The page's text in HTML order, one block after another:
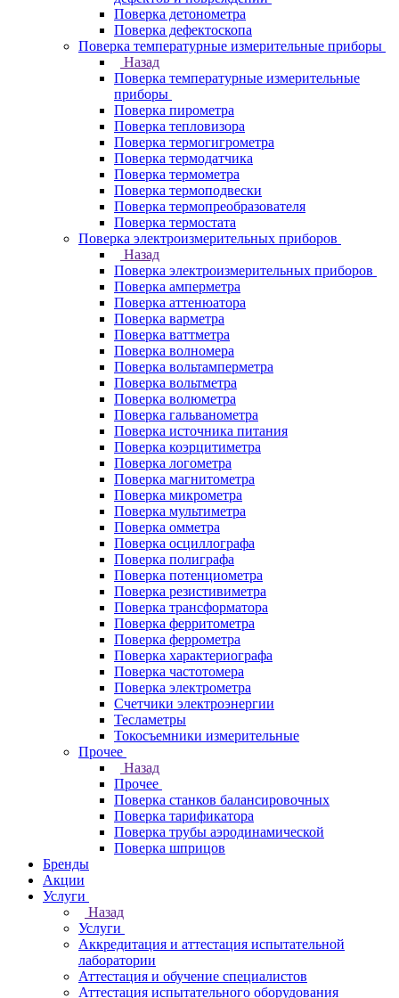
Поверка детонометра
Поверка дефектоскопа
Поверка температурные измерительные приборы
Назад
Поверка температурные измерительные
приборы
Поверка пирометра
Поверка тепловизора
Поверка термогигрометра
Поверка термодатчика
Поверка термометра
Поверка термоподвески
Поверка термопреобразователя
Поверка термостата
Поверка электроизмерительных приборов
Назад
Поверка электроизмерительных приборов
Поверка амперметра
Поверка аттенюатора
Поверка варметра
Поверка ваттметра
Поверка волномера
Поверка вольтамперметра
Поверка вольтметра
Поверка волюметра
Поверка гальванометра
Поверка источника питания
Поверка коэрцитиметра
Поверка логометра
Поверка магнитометра
Поверка микрометра
Поверка мультиметра
Поверка омметра
Поверка осциллографа
Поверка полиграфа
Поверка потенциометра
Поверка резистивиметра
Поверка трансформатора
Поверка ферритометра
Поверка феррометра
Поверка характериографа
Поверка частотомера
Поверка электрометра
Счетчики электроэнергии
Тесламетры
Токосъемники измерительные
Прочее
Назад
Прочее
Поверка станков балансировочных
Поверка тарификатора
Поверка трубы аэродинамической
Поверка шприцов
Бренды
Акции
Услуги
Назад
Услуги
Аккредитация и аттестация испытательной
лаборатории
Аттестация и обучение специалистов
Аттестация испытательного оборудования